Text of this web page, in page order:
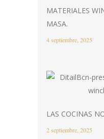
MATERIALES
MASA.
4 septiembre, 2025
LAS COCINAS
2 septiembre, 2025